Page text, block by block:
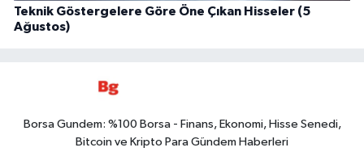
Teknik Göstergelere Göre Öne Çıkan Hisseler (5
Ağustos)
Borsa Gundem: %100 Borsa - Finans, Ekonomi, Hisse Senedi,
Bitcoin ve Kripto Para Gündem Haberleri